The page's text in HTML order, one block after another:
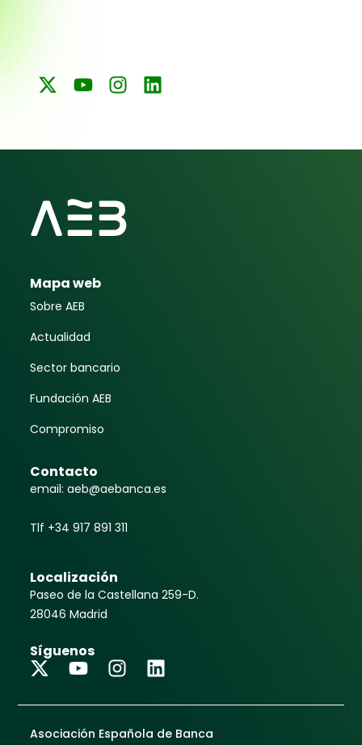
Mapa web
Sobre AEB
Actualidad
Sector bancario
Fundación AEB
Compromiso
Contacto
email: aeb@aebanca.es
Tlf +34 917 891 311
Localización
Paseo de la Castellana 259-D.
28046 Madrid
Síguenos
Asociación Española de Banca